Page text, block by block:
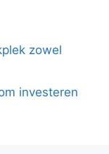
zowel
investeren